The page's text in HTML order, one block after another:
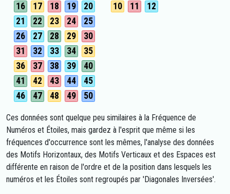
16
17 18 19
20
21
22 23 24
25
26
27 28 29
30
31
32 33 34
35
36
37 38 39
40
41
42 43 44
45
46
47 48 49 50
10
11 12
Ces données sont quelque peu similaires à la Fréquence de
Numéros et Étoiles, mais gardez à l'esprit que même si les
fréquences d'occurrence sont les mêmes, l'analyse des données
des Motifs Horizontaux, des Motifs Verticaux et des Espaces est
différente en raison de l'ordre et de la position dans lesquels les
numéros et les Étoiles sont regroupés par 'Diagonales Inversées'.